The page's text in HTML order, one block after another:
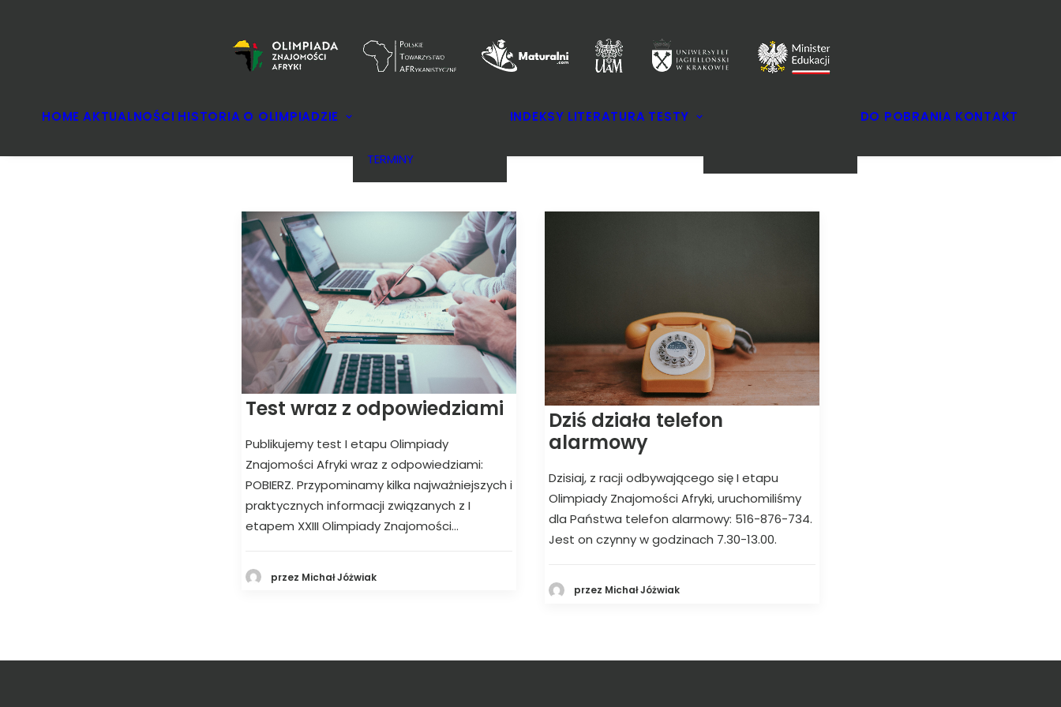
HOME AKTUALNOŚCI HISTORIA O OLIMPIADZIE
TERMINY
INDEKSY LITERATURA TESTY DO POBRANIA KONTAKT
Test wraz z odpowiedziami
Publikujemy test I etapu Olimpiady
Znajomości Afryki wraz z odpowiedziami:
POBIERZ. Przypominamy kilka najważniejszych i
praktycznych informacji związanych z I
etapem XXIII Olimpiady Znajomości…
przez Michał Jóżwiak
Dziś działa telefon
alarmowy
Dzisiaj, z racji odbywającego się I etapu
Olimpiady Znajomości Afryki, uruchomiliśmy
dla Państwa telefon alarmowy: 516-876-734.
Jest on czynny w godzinach 7.30-13.00.
przez Michał Jóżwiak